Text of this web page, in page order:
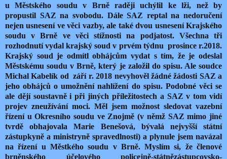
u Městského soudu v Brně raději uchýlil ke lži, než by
propustil SAZ na svobodu. Dále SAZ reptal na nedoručení
nejen usnesení ve věci vazby, ale také dvou usnesení Krajského
soudu v Brně ve věci stížnosti na podjatost. Všechna tři
rozhodnutí vydal krajský soud v prvém týdnu prosince r.2018.
Krajský soud je odmítl obhájcům vydat s tím, že je odeslal
Městskému soudu v Brně, který je založil do spisu. Ale soudce
Michal Kabelík od září r. 2018 nevyhověl žádné žádosti SAZ a
jeho obhájců o umožnění nahlížení do spisu. Podobné věci se
ale dějí soustavně i při jiných příležitostech a SAZ v tom vidí
projev zneužívání moci. Měl jsem možnost sledovat vazební
řízení u Okresního soudu ve Znojmě (v němž SAZ mimo jiné
tvrdě obhajovala Marie Benešová, bývalá nejvyšší státní
zástupkyně a ministryně spravedlnosti) a plynule jsem navázal
na řízení u Městkého soudu v Brně. Myslím si, že členové
brněnského účelového policejně-státnězástupcovsko-